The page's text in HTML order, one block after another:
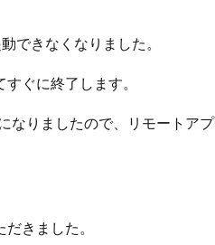
できなくなりました。
ぐに終了します。
りましたので、リモートア
きました。